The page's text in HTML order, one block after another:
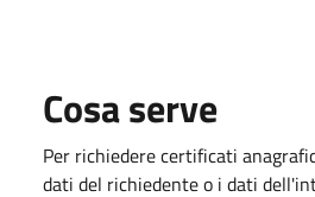
Cosa serve
Per richiedere certificati
dati del richiedente o i dati